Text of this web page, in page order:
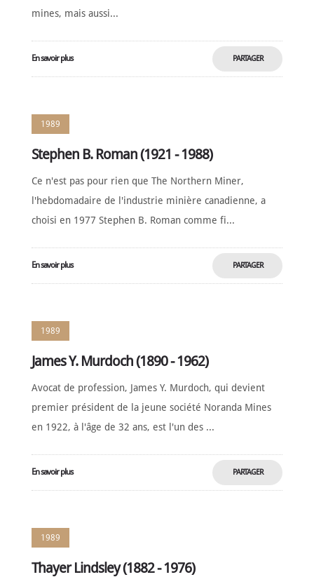
mines, mais aussi...
En savoir plus PARTAGER
1989
Stephen B. Roman (1921 - 1988)
Ce n'est pas pour rien que The Northern Miner,
l'hebdomadaire de l'industrie minière canadienne, a
choisi en 1977 Stephen B. Roman comme fi...
En savoir plus PARTAGER
1989
James Y. Murdoch (1890 - 1962)
Avocat de profession, James Y. Murdoch, qui devient
premier président de la jeune société Noranda Mines
en 1922, à l'âge de 32 ans, est l'un des ...
En savoir plus PARTAGER
1989
Thayer Lindsley (1882 - 1976)